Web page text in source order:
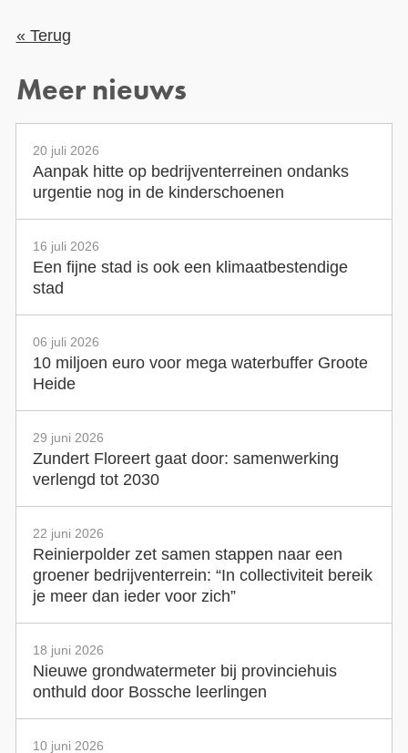
« Terug
Meer nieuws
20 juli 2026
Aanpak hitte op bedrijventerreinen ondanks
urgentie nog in de kinderschoenen
16 juli 2026
Een fijne stad is ook een klimaatbestendige
stad
06 juli 2026
10 miljoen euro voor mega waterbuffer Groote
Heide
29 juni 2026
Zundert Floreert gaat door: samenwerking
verlengd tot 2030
22 juni 2026
Reinierpolder zet samen stappen naar een
groener bedrijventerrein: “In collectiviteit bereik
je meer dan ieder voor zich”
18 juni 2026
Nieuwe grondwatermeter bij provinciehuis
onthuld door Bossche leerlingen
10 juni 2026